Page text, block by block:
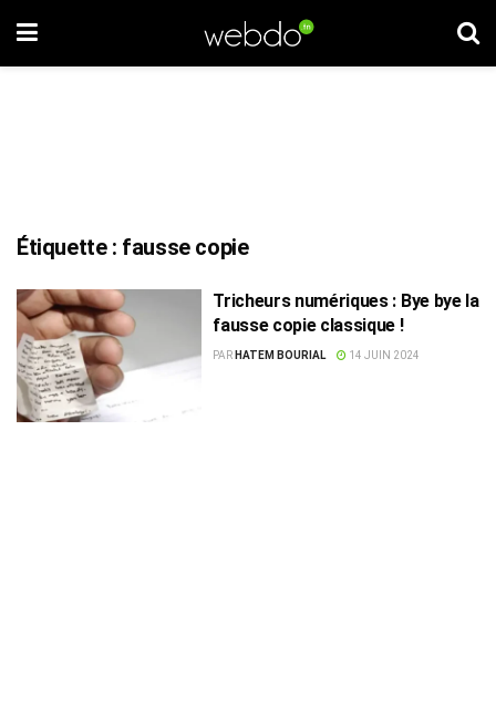
Étiquette : fausse copie
Tricheurs numériques : Bye bye la
fausse copie classique !
PAR HATEM BOURIAL 14 JUIN 2024